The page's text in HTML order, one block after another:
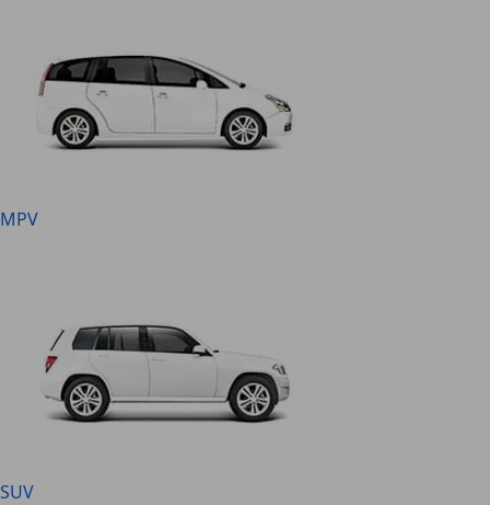
MPV
SUV